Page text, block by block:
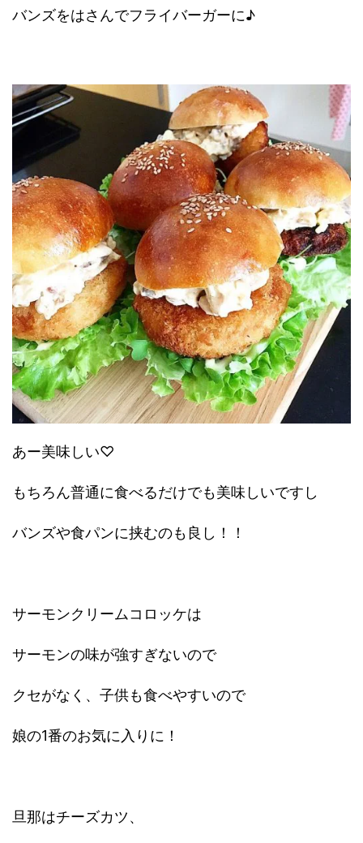
バンズをはさんでフライバーガーに♪
あー美味しい♡
もちろん普通に食べるだけでも美味しいですし
バンズや食パンに挟むのも良し！！
サーモンクリームコロッケは
サーモンの味が強すぎないので
クセがなく、子供も食べやすいので
娘の1番のお気に入りに！
旦那はチーズカツ、